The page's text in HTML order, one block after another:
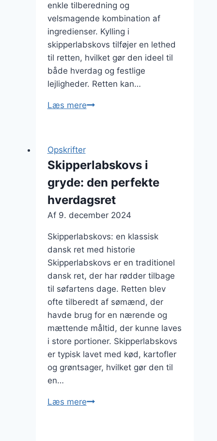
enkle tilberedning og
velsmagende kombination af
ingredienser. Kylling i
skipperlabskovs tilføjer en lethed
til retten, hvilket gør den ideel til
både hverdag og festlige
lejligheder. Retten kan…
Læs mereSkipperlabskovs
lækker
dressing
Opskrifter
Skipperlabskovs i
gryde: den perfekte
hverdagsret
Af 9. december 2024
Skipperlabskovs: en klassisk
dansk ret med historie
Skipperlabskovs er en traditionel
dansk ret, der har rødder tilbage
til søfartens dage. Retten blev
ofte tilberedt af sømænd, der
havde brug for en nærende og
mættende måltid, der kunne laves
i store portioner. Skipperlabskovs
er typisk lavet med kød, kartofler
og grøntsager, hvilket gør den til
en…
Læs mereSkipperlabskovs